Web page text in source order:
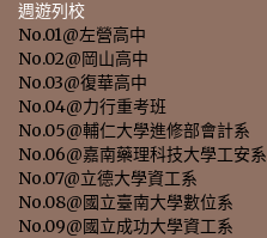
週遊列校
No.01@左營高中
No.02@岡山高中
No.03@復華高中
No.04@力行重考班
No.05@輔仁大學進修部會計系
No.06@嘉南藥理科技大學工安系
No.07@立德大學資工系
No.08@國立臺南大學數位系
No.09@國立成功大學資工系